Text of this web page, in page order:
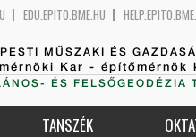
EDU.EPITO.BME.HU
MŰSZAKI ÉS
Kar - építőmérnök
ÉS FELSŐGEODÉZIA
TANSZÉK